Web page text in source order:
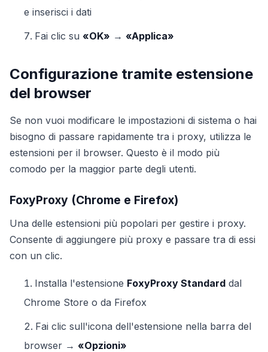
e inserisci i dati
Fai clic su «OK» → «Applica»
Configurazione tramite estensione
del browser
Se non vuoi modificare le impostazioni di sistema o hai
bisogno di passare rapidamente tra i proxy, utilizza le
estensioni per il browser. Questo è il modo più
comodo per la maggior parte degli utenti.
FoxyProxy (Chrome e Firefox)
Una delle estensioni più popolari per gestire i proxy.
Consente di aggiungere più proxy e passare tra di essi
con un clic.
Installa l'estensione FoxyProxy Standard dal
Chrome Store o da Firefox
Fai clic sull'icona dell'estensione nella barra del
browser → «Opzioni»